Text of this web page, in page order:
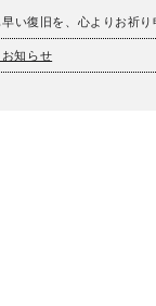
い復旧を、心よりお祈り
知らせ